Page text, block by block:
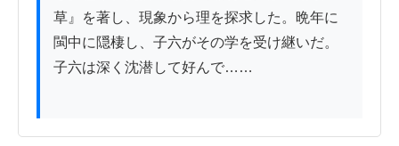
草』を著し、現象から理を探求した。晩年に
閩中に隠棲し、子六がその学を受け継いだ。
子六は深く沈潜して好んで……